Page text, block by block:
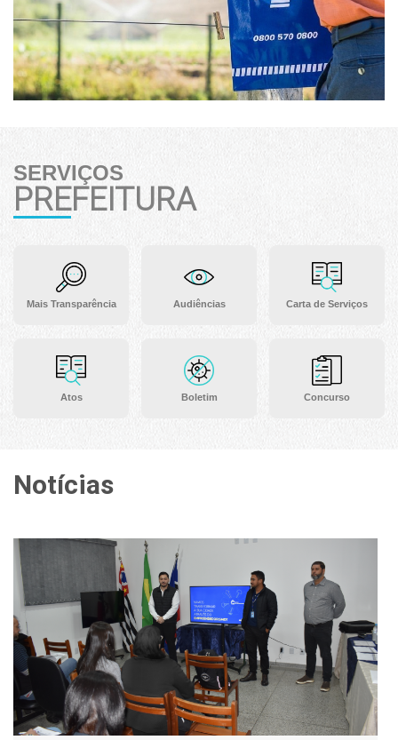
SERVIÇOS
PREFEITURA
Mais Transparência
Atos
Audiências
Boletim
Carta de Serviços
Concurso
Notícias